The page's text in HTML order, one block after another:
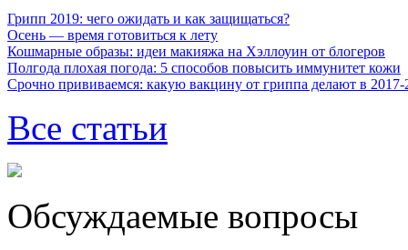
Грипп 2019: чего ожидать и как защищаться?
Осень — время готовиться к лету
Кошмарные образы: идеи макияжа на Хэллоуин от блогеров
Полгода плохая погода: 5 способов повысить иммунитет кожи
Срочно прививаемся: какую вакцину от гриппа делают в 2017-
Все статьи
Обсуждаемые вопросы